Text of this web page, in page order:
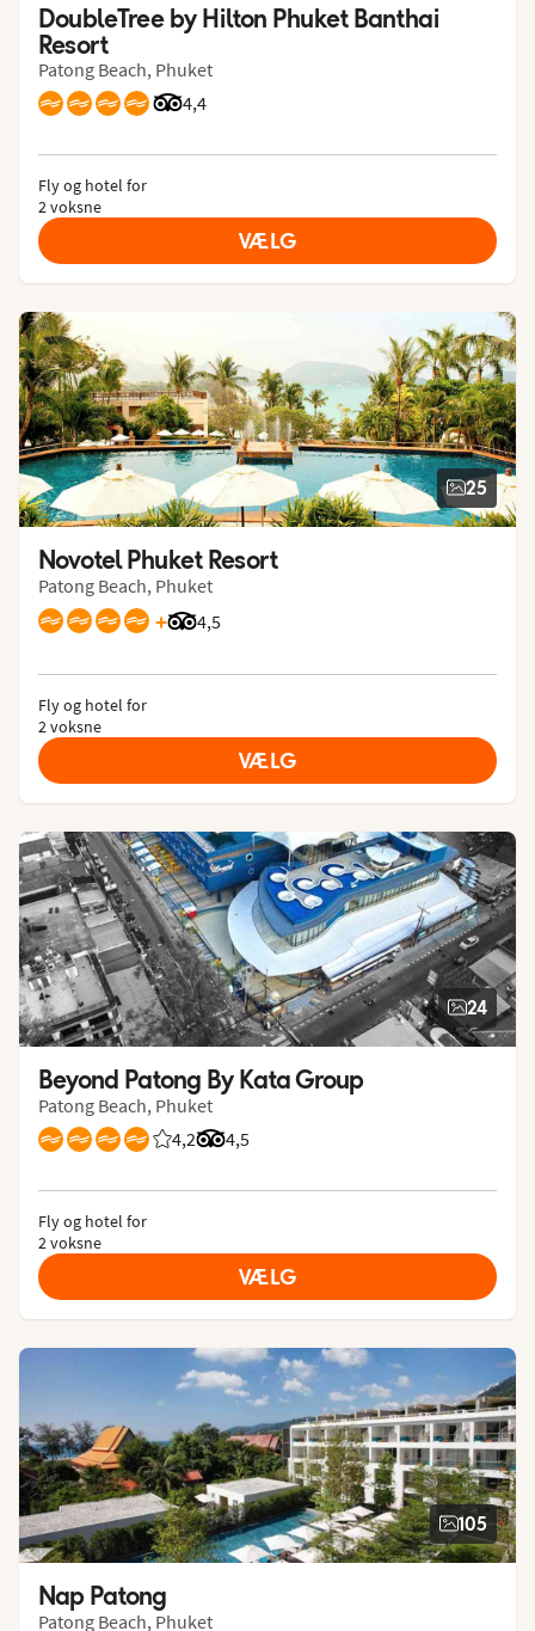
DoubleTree by Hilton Phuket Banthai
Resort
Patong Beach, Phuket
4,4
Bedømmelse fra Tripadvisor: 4.4 of 5
Fly og hotel for
2 voksne
VÆLG
25
Novotel Phuket Resort
Patong Beach, Phuket
+ 4,5
Bedømmelse fra Tripadvisor: 4.5 of 5
Fly og hotel for
2 voksne
VÆLG
24
Beyond Patong By Kata Group
Patong Beach, Phuket
4,2
Bedømmelse fra Spies gæster: 4.167/5
4,5
Bedømmelse fra Tripadvisor: 4.5 of 5
Fly og hotel for
2 voksne
VÆLG
105
Nap Patong
Patong Beach, Phuket